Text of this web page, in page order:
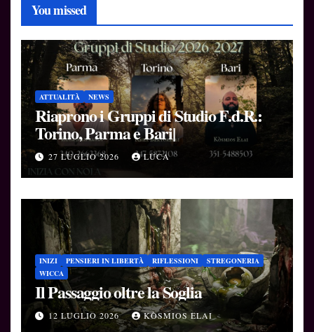
You missed
ATTUALITÀ NEWS
Riaprono i Gruppi di Studio F.d.R.:
Torino, Parma e Bari|
27 LUGLIO 2026 LUCA
INIZI PENSIERI IN LIBERTÀ RIFLESSIONI
STREGONERIA
WICCA
Il Passaggio oltre la Soglia
12 LUGLIO 2026 KÒSMIOS ELAI